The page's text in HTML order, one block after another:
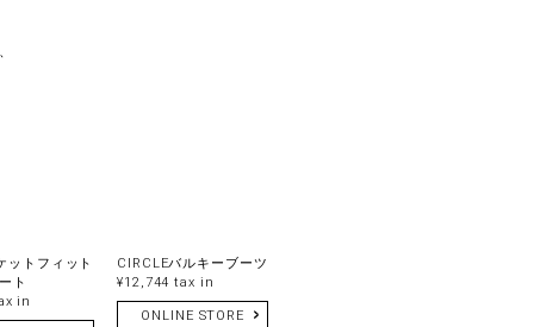
ットフィット
ト
in
CIRCLEバルキーブーツ
¥12,744 tax in
ONLINE STORE